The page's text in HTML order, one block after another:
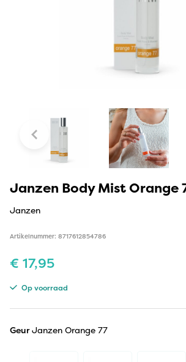
Janzen Body Mist Orange
Janzen
Artikelnummer: 8717612854786
€ 17,95
Op voorraad
GeurJanzen Orange 77